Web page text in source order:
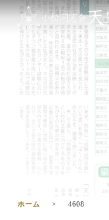
ホーム 4608